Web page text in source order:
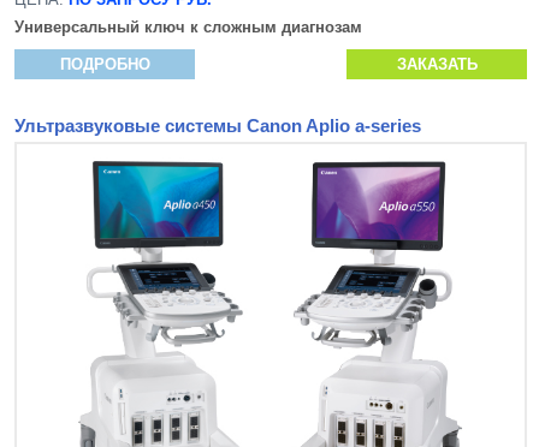
Универсальный ключ к сложным диагнозам
ПОДРОБНО ЗАКАЗАТЬ
Ультразвуковые системы Canon Aplio a-series